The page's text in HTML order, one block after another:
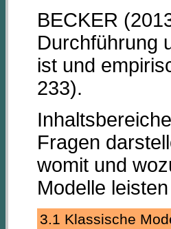
BECKER
Durchführung
ist und
233).
Fragen
womit und
Modelle
3.1 Klassische